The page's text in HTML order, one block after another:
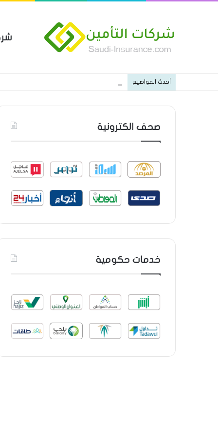
أحدث المواضيع بوليصة التأمين العام من شركة
صحف الكترونية
خدمات حكومية